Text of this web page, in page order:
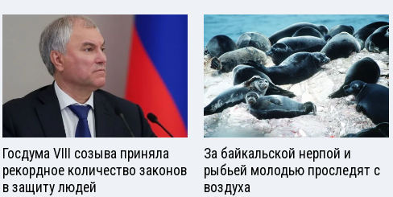
Госдума VIII созыва приняла
рекордное количество законов
в защиту людей
За байкальской нерпой и
рыбьей молодью проследят с
воздуха